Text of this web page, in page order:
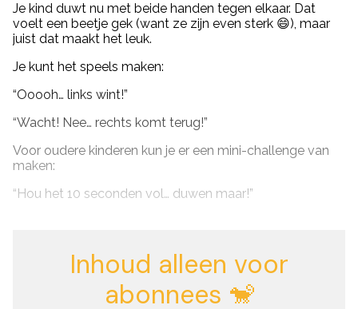
Je kind duwt nu met beide handen tegen elkaar. Dat
voelt een beetje gek (want ze zijn even sterk 😄), maar
juist dat maakt het leuk.
Je kunt het speels maken:
“Ooooh… links wint!”
“Wacht! Nee… rechts komt terug!”
Voor oudere kinderen kun je er een mini-challenge van
maken:
“Hou het 10 seconden vol… duwen maar!”
Inhoud alleen voor
abonnees 🐒